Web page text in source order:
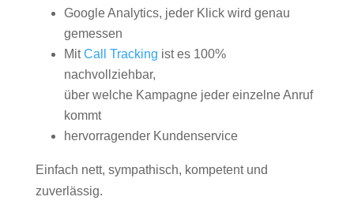
Google Analytics, jeder Klick wird genau
gemessen
MitCall Tracking ist es 100%
nachvollziehbar,
über welche Kampagne jeder einzelne Anruf
kommt
hervorragender Kundenservice
Einfach nett, sympathisch, kompetent und
zuverlässig.